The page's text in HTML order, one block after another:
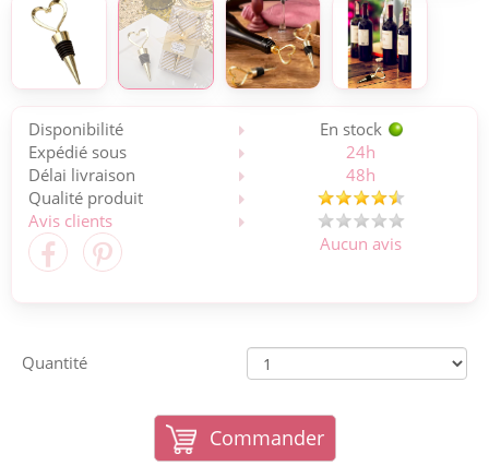
Disponibilité
En stock
Expédié sous
24h
Délai livraison
48h
Qualité produit
Avis clients
Aucun avis
Quantité
Commander